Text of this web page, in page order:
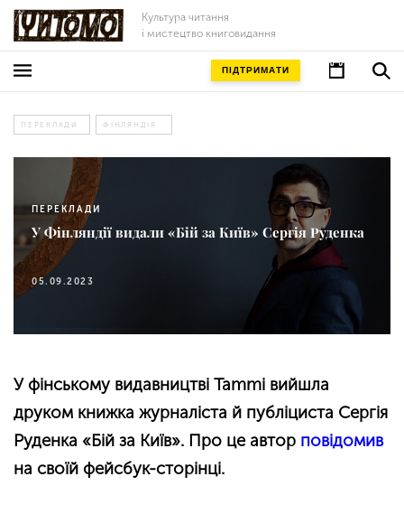
Культура читання
і мистецтво книговидання
ПІДТРИМАТИ
ПЕРЕКЛАДИ ФІНЛЯНДІЯ
ПЕРЕКЛАДИ
У Фінляндії видали «Бій за Київ» Сергія Руденка
05.09.2023
У фінському видавництві Tammi вийшла
друком книжка журналіста й публіциста Сергія
Руденка «Бій за Київ». Про це автор повідомив
на своїй фейсбук-сторінці.